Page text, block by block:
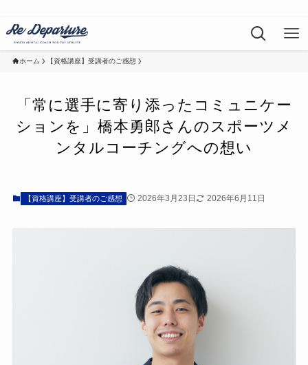
ホーム 【資格講座】受講者のご感想
「常に選手に寄り添ったコミュニケー
ションを」橋本勇郎さんのスポーツメ
ンタルコーチングへの想い
【資格講座】受講者のご感想 2026年3月23日 2026年6月11日